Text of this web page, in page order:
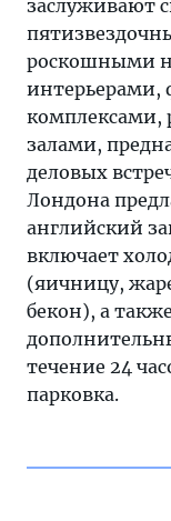
заслуживают
роскошными
интерьерами,
комплексами,
залами,
деловых
Лондона
английский
включает
(яичницу,
бекон), а
течение 24
парковка.